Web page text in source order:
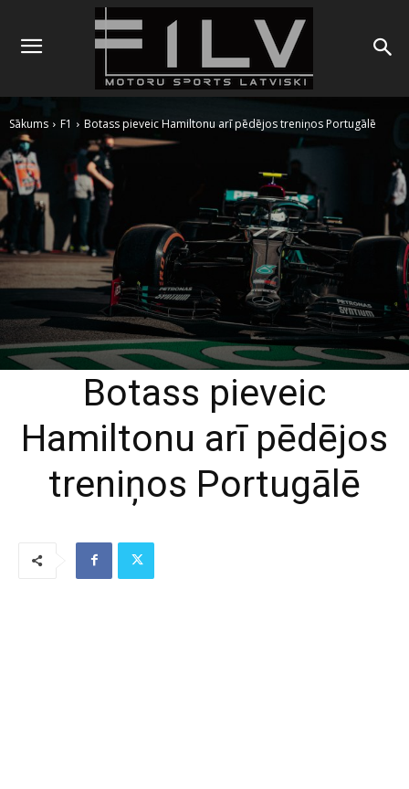
Sākums F1 Botass pieveic Hamiltonu arī pēdējos treniņos Portugālē
Botass pieveic
Hamiltonu arī pēdējos
treniņos Portugālē